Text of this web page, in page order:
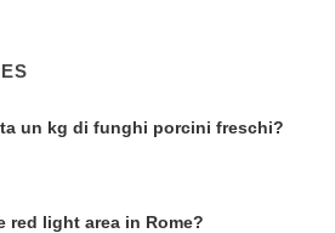
un kg di funghi porcini freschi?
red light area in Rome?